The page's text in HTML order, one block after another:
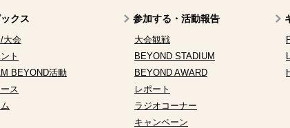
ックス
大会
ト
BEYOND活動
ス
参加する・活動報告
大会観戦
BEYOND STADIUM
BEYOND AWARD
レポート
ラジオコーナー
キャンペーン